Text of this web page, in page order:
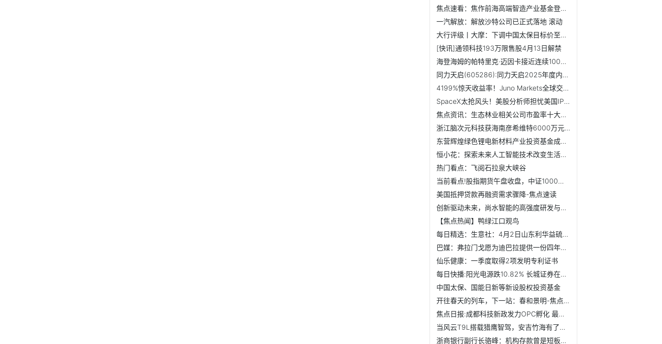
焦点速看：焦作前海高端智造产业基金登记成立 出资额10亿
一汽解放：解放沙特公司已正式落地 滚动
大行评级丨大摩：下调中国太保目标价至46港元，维持“增持”...
[快讯]通领科技193万限售股4月13日解禁
海登海姆的帕特里克·迈因卡接近连续100场德甲90分钟比赛
同力天启(605286):同力天启2025年度内部控制审计报告
4199%惊天收益率！Juno Markets全球交易大赛冠军独揽5万美金
SpaceX太抢风头！美股分析师担忧美国IPO市场或反受其累|实时焦点
焦点资讯：生态林业相关公司市盈率十大排名,你更看好谁呢?(3...
浙江脑次元科技获海南彦希维特6000万元战略投资，公司估值达3亿元
东营辉煌绿色锂电新材料产业投资基金成立 出资额约12亿
恒小花：探索未来人工智能技术改变生活方式
热门看点：飞阅石拉泉大峡谷
当前看点!股指期货午盘收盘，中证1000指数期货连续跌0.49%
美国抵押贷款再融资需求骤降-焦点速读
创新驱动未来，尚水智能的高强度研发与前瞻性布局
【焦点热闻】鸭绿江口观鸟
每日精选：生意社：4月2日山东利华益硫磺价格上调
巴媒：弗拉门戈愿为迪巴拉提供一份四年合同，博卡也有意球员
仙乐健康：一季度取得2项发明专利证书
每日快播:阳光电源跌10.82% 长城证券在历史高位维持增持评级
中国太保、国能日新等新设股权投资基金
开往春天的列车，下一站：春和景明-焦点热文
焦点日报:成都科技新政发力OPC孵化 最高补助500万元
当风云T9L搭载猎鹰智驾，安吉竹海有了第三种叙事方式
浙商银行副行长骆峰：机构存款曾是短板，如今成效显著、贡献...